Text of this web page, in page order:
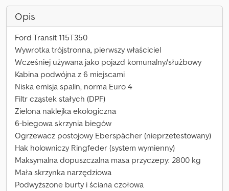
Opis
Ford Transit 115T350
Wywrotka trójstronna, pierwszy właściciel
Wcześniej używana jako pojazd komunalny/służbowy
Kabina podwójna z 6 miejscami
Niska emisja spalin, norma Euro 4
Filtr cząstek stałych (DPF)
Zielona naklejka ekologiczna
6-biegowa skrzynia biegów
Ogrzewacz postojowy Eberspächer (nieprzetestowany)
Hak holowniczy Ringfeder (system wymienny)
Maksymalna dopuszczalna masa przyczepy: 2800 kg
Mała skrzynka narzędziowa
Podwyższone burty i ściana czołowa